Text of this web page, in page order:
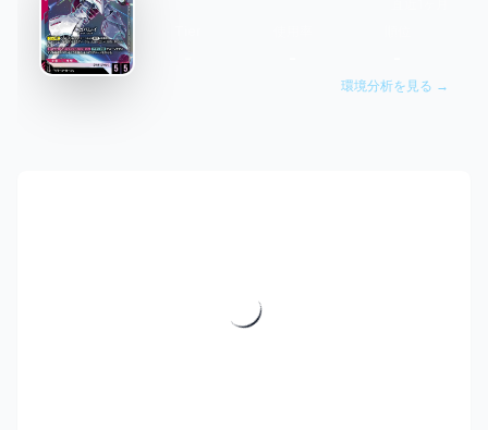
環境分析を見る →